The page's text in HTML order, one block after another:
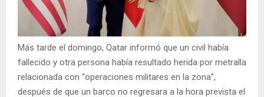
Más tarde el domingo, Qatar informó que un civil había
fallecido y otra persona había resultado herida por metralla
relacionada con “operaciones militares en la zona”,
después de que un barco no regresara a la hora prevista el